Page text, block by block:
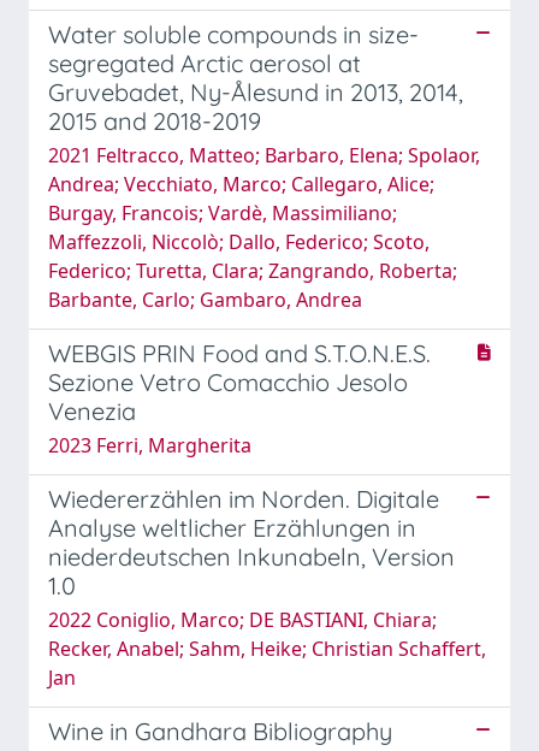
Water soluble compounds in size-
segregated Arctic aerosol at
Gruvebadet, Ny-Ålesund in 2013, 2014,
2015 and 2018-2019
2021 Feltracco, Matteo; Barbaro, Elena; Spolaor,
Andrea; Vecchiato, Marco; Callegaro, Alice;
Burgay, Francois; Vardè, Massimiliano;
Maffezzoli, Niccolò; Dallo, Federico; Scoto,
Federico; Turetta, Clara; Zangrando, Roberta;
Barbante, Carlo; Gambaro, Andrea
WEBGIS PRIN Food and S.T.O.N.E.S.
Sezione Vetro Comacchio Jesolo
Venezia
2023 Ferri, Margherita
Wiedererzählen im Norden. Digitale
Analyse weltlicher Erzählungen in
niederdeutschen Inkunabeln, Version
1.0
2022 Coniglio, Marco; DE BASTIANI, Chiara;
Recker, Anabel; Sahm, Heike; Christian Schaffert,
Jan
Wine in Gandhara Bibliography